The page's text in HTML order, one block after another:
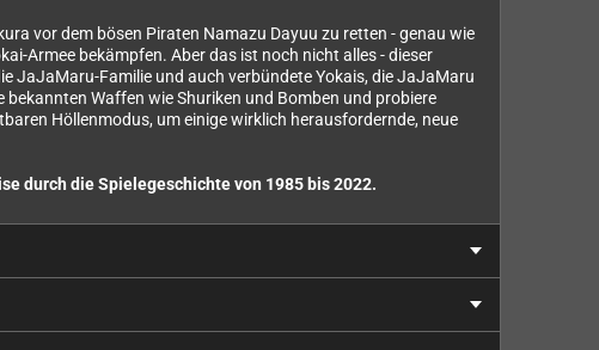
vor dem bösen Piraten Namazu Dayuu zu retten - genau wie
Armee bekämpfen. Aber das ist noch nicht alles - dieser
JaJaMaru-Familie und auch verbündete Yokais, die JaJaMaru
Waffen wie Shuriken und Bomben und probiere
Höllenmodus, um einige wirklich herausfordernde, neue
durch die Spielegeschichte von 1985 bis 2022.